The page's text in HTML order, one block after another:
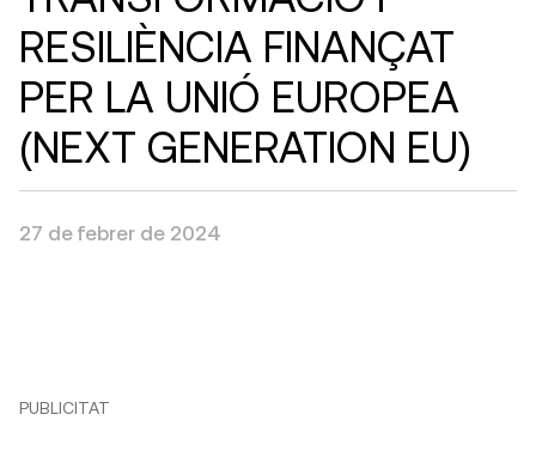
RESILIÈNCIA FINANÇAT
PER LA UNIÓ EUROPEA
(NEXT GENERATION EU)
27 de febrer de 2024
PUBLICITAT